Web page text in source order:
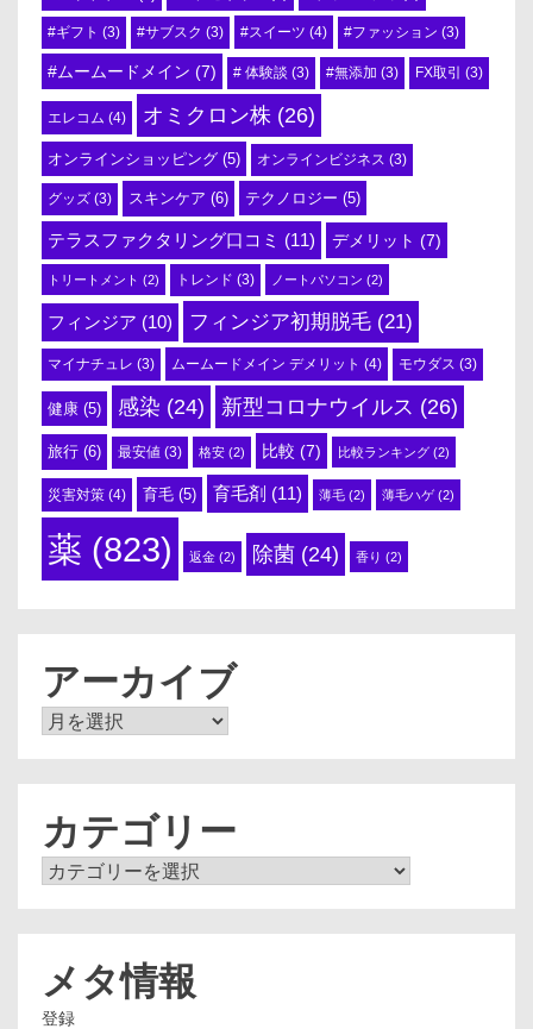
#ギフト (3) #サブスク (3) #スイーツ (4) #ファッション (3)
#ムームードメイン (7) # 体験談 (3) #無添加 (3) FX取引 (3)
エレコム (4) オミクロン株 (26)
オンラインショッピング (5) オンラインビジネス (3)
グッズ (3) スキンケア (6) テクノロジー (5)
テラスファクタリング口コミ (11) デメリット (7)
トリートメント (2) トレンド (3) ノートパソコン (2)
フィンジア (10) フィンジア初期脱毛 (21)
マイナチュレ (3) ムームードメイン デメリット (4) モウダス (3)
健康 (5) 感染 (24) 新型コロナウイルス (26)
旅行 (6) 最安値 (3) 格安 (2) 比較 (7) 比較ランキング (2)
災害対策 (4) 育毛 (5) 育毛剤 (11) 薄毛 (2) 薄毛ハゲ(2)
薬 (823) 返金 (2) 除菌 (24) 香り (2)
アーカイブ
ア
カテゴリー
カ
メタ情報
登録